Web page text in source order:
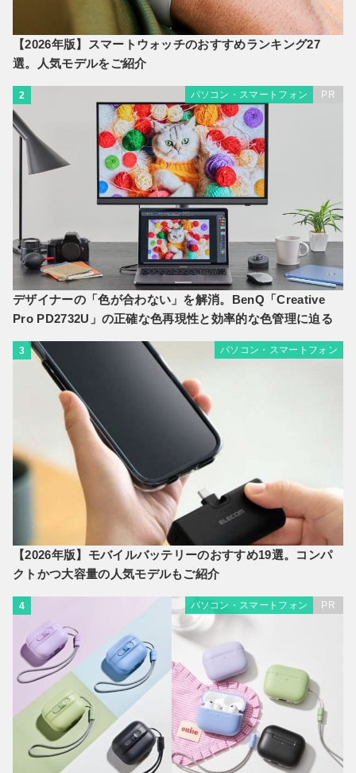
【2026年版】スマートウォッチのおすすめランキング27
選。人気モデルをご紹介
2 パソコン・スマートフォン PR
デザイナーの「色が合わない」を解消。BenQ「Creative
Pro PD2732U」の正確な色再現性と効率的な色管理に迫る
3 パソコン・スマートフォン
【2026年版】モバイルバッテリーのおすすめ19選。コンパ
クトかつ大容量の人気モデルもご紹介
4 パソコン・スマートフォン PR